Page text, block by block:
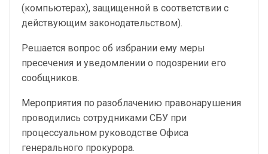
(компьютерах), защищенной в соответствии с
действующим законодательством).
Решается вопрос об избрании ему меры
пресечения и уведомлении о подозрении его
сообщников.
Мероприятия по разоблачению правонарушения
проводились сотрудниками СБУ при
процессуальном руководстве Офиса
генерального прокурора.